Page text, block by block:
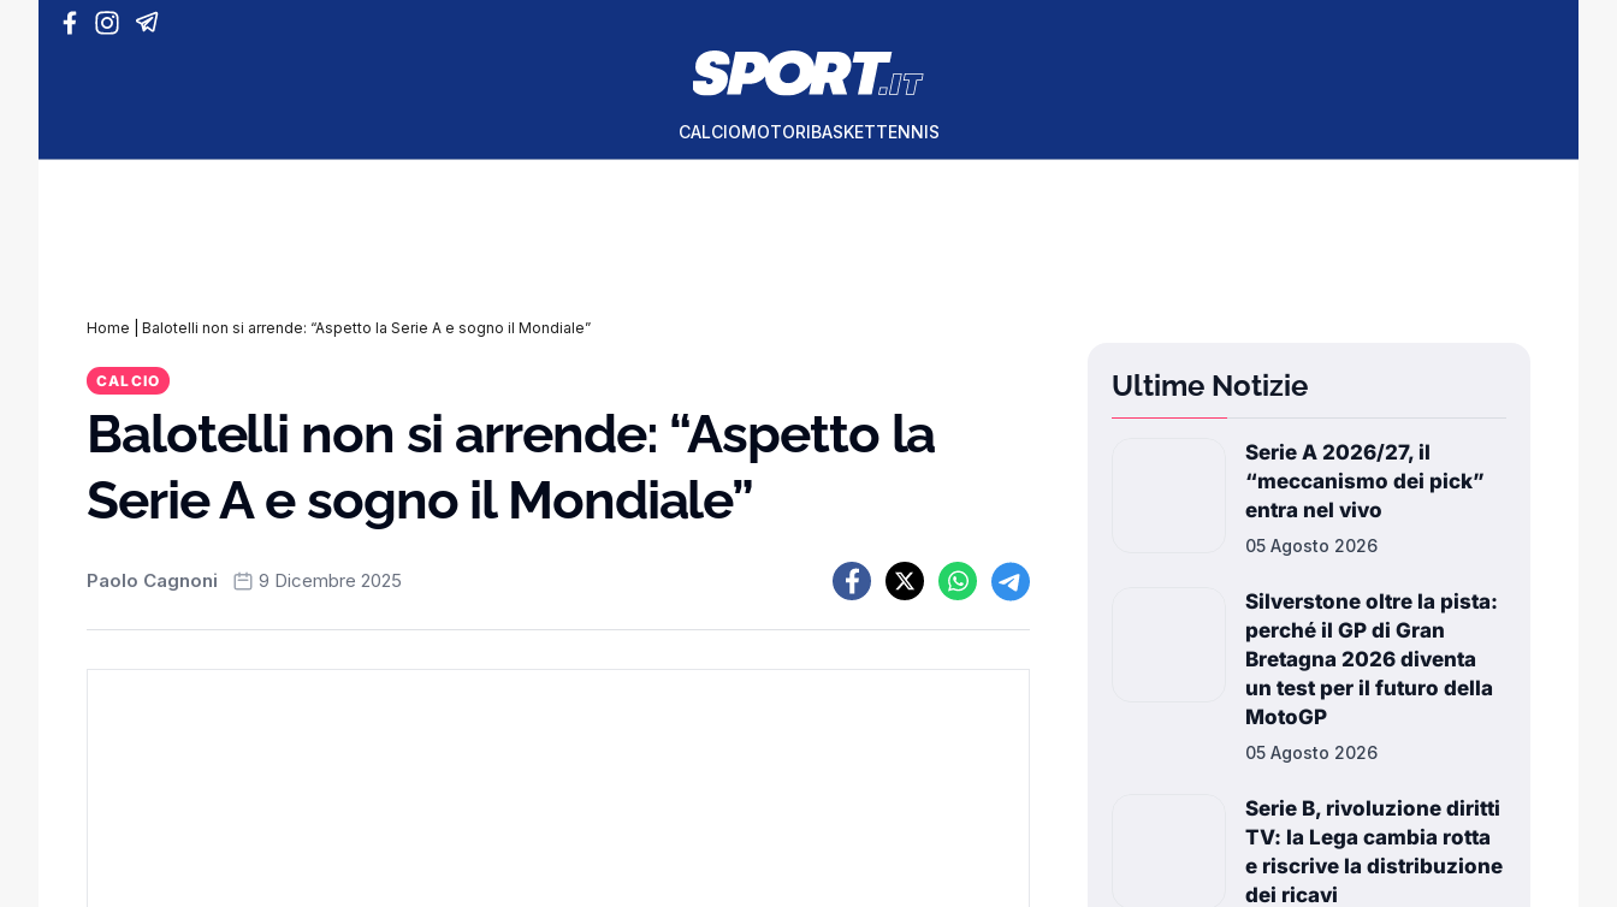
Vai al contenuto
CALCIOMOTORIBASKETTENNIS
Home Balotelli non si arrende: “Aspetto la Serie A e sogno il Mondiale”
CALCIO
Balotelli non si arrende: “Aspetto la
Serie A e sogno il Mondiale”
Paolo Cagnoni 9 Dicembre 2025
Ultime Notizie
Serie A 2026/27, il
“meccanismo dei pick”
entra nel vivo
05 Agosto 2026
Silverstone oltre la pista:
perché il GP di Gran
Bretagna 2026 diventa
un test per il futuro della
MotoGP
05 Agosto 2026
Serie B, rivoluzione diritti
TV: la Lega cambia rotta
e riscrive la distribuzione
dei ricavi